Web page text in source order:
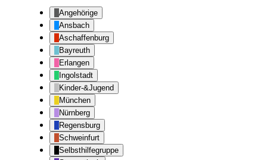
Angehörige
Ansbach
Aschaffenburg
Bayreuth
Erlangen
Ingolstadt
Kinder-&Jugend
München
Nürnberg
Regensburg
Schweinfurt
Selbsthilfegruppe